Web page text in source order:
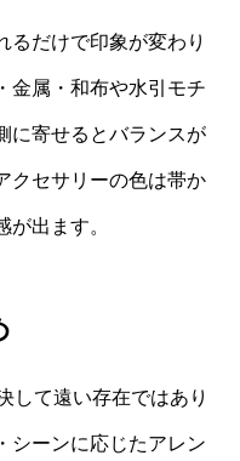
るだけで印象が変わり
金属・和布や水引モチ
に寄せるとバランスが
クセサリーの色は帯か
出ます。
して遠い存在ではあり
シーンに応じたアレン